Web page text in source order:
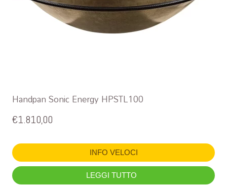
Handpan Sonic Energy HPSTL100
€1.810,00
INFO VELOCI
LEGGI TUTTO